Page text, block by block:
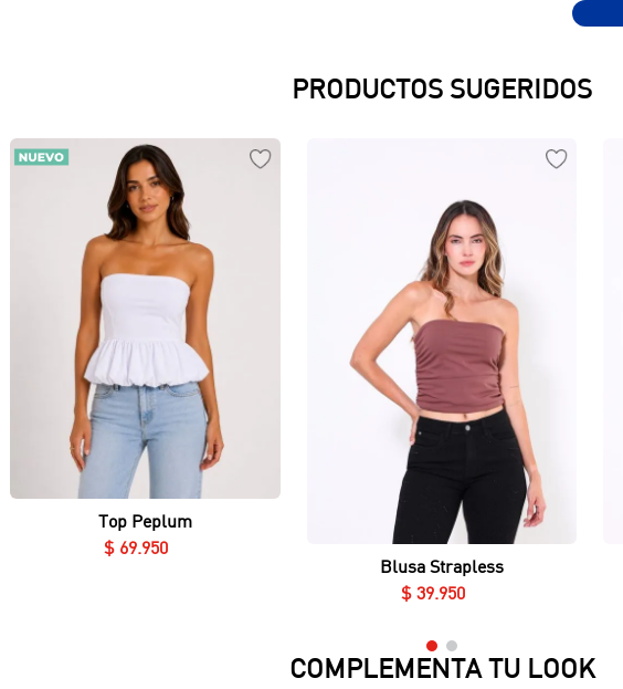
PRODUCTOS SUGERIDOS
Vista rápida
Top Peplum
$ 69.950
Vista rápida
Blusa Strapless
$ 39.950
COMPLEMENTA TU LOOK